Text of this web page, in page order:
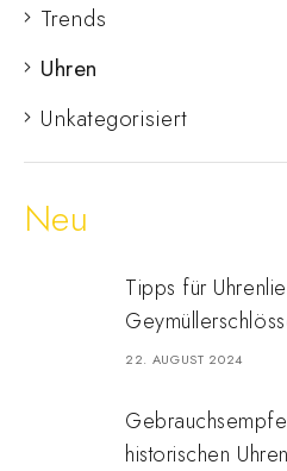
Trends
Uhren
Unkategorisiert
Neu
Tipps für
22. AUGUST 2024
historischen Uhren